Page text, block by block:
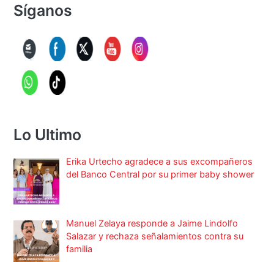
Síganos
Lo Ultimo
Erika Urtecho agradece a sus excompañeros
del Banco Central por su primer baby shower
Manuel Zelaya responde a Jaime Lindolfo
Salazar y rechaza señalamientos contra su
familia